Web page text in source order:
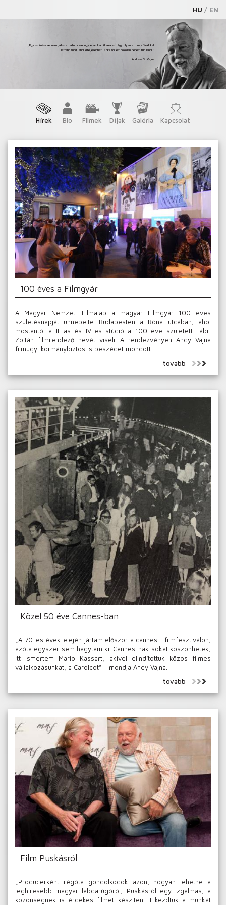
HU / EN
„Egy színésszel nem játszathatod csak úgy el azt amit akarsz. Egy olyan atmoszférát kell
létrehoznod, ahol kiteljesedhet. Sokszor ez pokolian nehéz tud lenni.”
Andrew G. Vajna
Hírek Bio Filmek Díjak Galéria Kapcsolat
100 éves a Filmgyár
A Magyar Nemzeti Filmalap a magyar Filmgyár 100 éves
születésnapját ünnepelte Budapesten a Róna utcában, ahol
mostantól a III-as és IV-es stúdió a 100 éve született Fábri
Zoltán filmrendező nevét viseli. A rendezvényen Andy Vajna
filmügyi kormánybiztos is beszédet mondott.
tovább
Közel 50 éve Cannes-ban
„A 70-es évek elején jártam először a cannes-i filmfesztiválon,
azóta egyszer sem hagytam ki. Cannes-nak sokat köszönhetek,
itt ismertem Mario Kassart, akivel elindítottuk közös filmes
vállalkozásunkat, a Carolcot” – mondja Andy Vajna.
tovább
Film Puskásról
„Producerként régóta gondolkodok azon, hogyan lehetne a
leghíresebb magyar labdarúgóról, Puskásról egy izgalmas, a
közönségnek is érdekes filmet készíteni. Elkezdtük a munkát